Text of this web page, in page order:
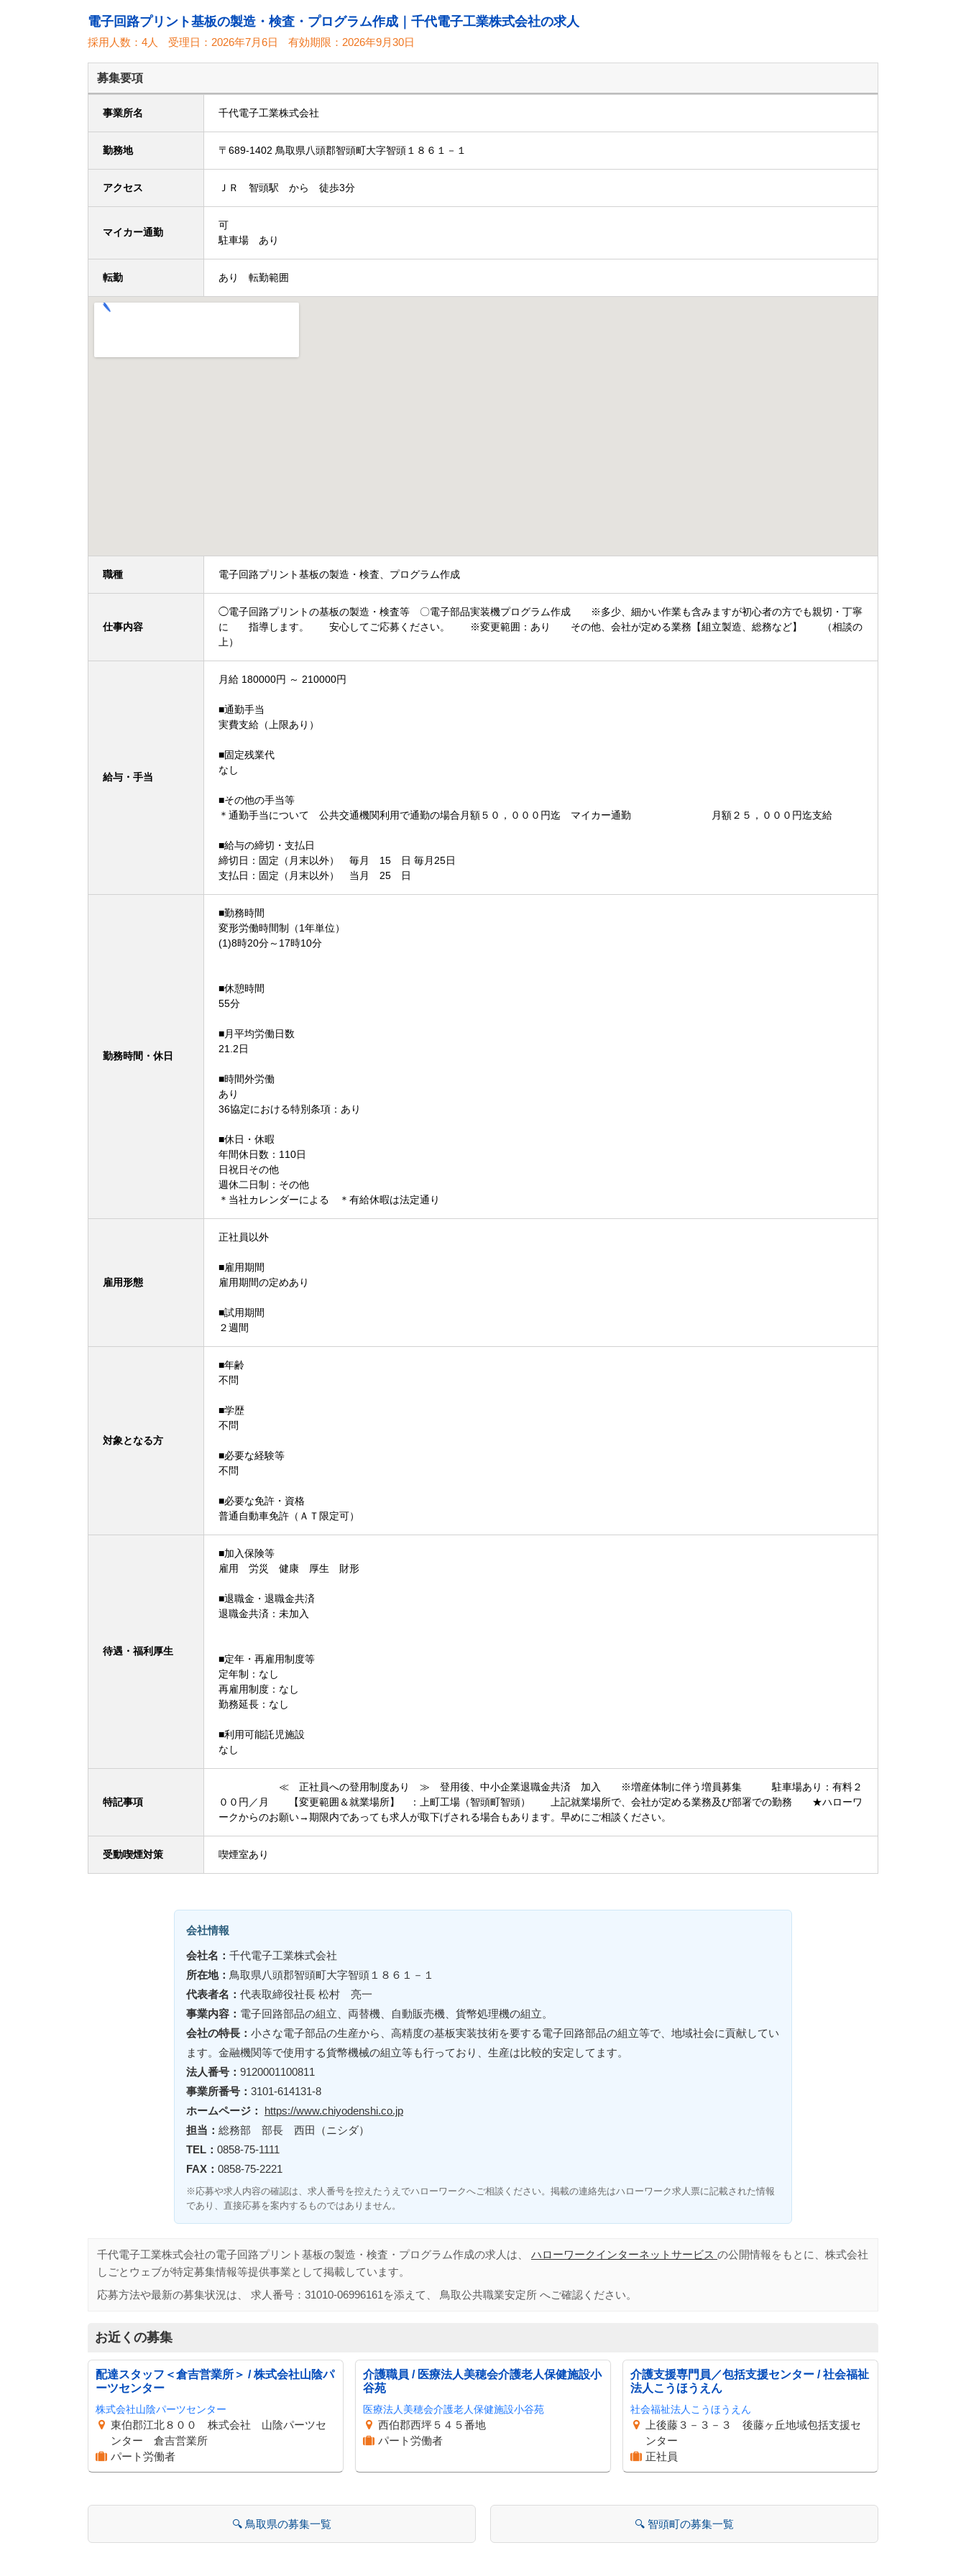
電子回路プリント基板の製造・検査・プログラム作成｜千代電子工業株式会社の求人
採用人数：4人 受理日： 2026年7月6日 有効期限： 2026年9月30日
募集要項
事業所名 千代電子工業株式会社
勤務地 〒689-1402 鳥取県八頭郡智頭町大字智頭１８６１－１
アクセス ＪＲ 智頭駅 から 徒歩3分
マイカー通勤
可
駐車場 あり
転勤 あり 転勤範囲
職種 電子回路プリント基板の製造・検査、プログラム作成
仕事内容
◯電子回路プリントの基板の製造・検査等 〇電子部品実装機プログラム作成 ※多少、細かい作業も含みますが初心者の方でも親切・丁寧
に 指導します。 安心してご応募ください。 ※変更範囲：あり その他、会社が定める業務【組立製造、総務など】 （相談の
上）
給与・手当
月給 180000円 ～ 210000円
■通勤手当
実費支給（上限あり）
■固定残業代
なし
■その他の手当等
＊通勤手当について 公共交通機関利用で通勤の場合月額５０，０００円迄 マイカー通勤 月額２５，０００円迄支給
■給与の締切・支払日
締切日：固定（月末以外） 毎月 15 日 毎月25日
支払日：固定（月末以外） 当月 25 日
勤務時間・休日
■勤務時間
変形労働時間制（1年単位）
(1)8時20分～17時10分
■休憩時間
55分
■月平均労働日数
21.2日
■時間外労働
あり
36協定における特別条項：あり
■休日・休暇
年間休日数：110日
日祝日その他
週休二日制：その他
＊当社カレンダーによる ＊有給休暇は法定通り
雇用形態
正社員以外
■雇用期間
雇用期間の定めあり
■試用期間
２週間
対象となる方
■年齢
不問
■学歴
不問
■必要な経験等
不問
■必要な免許・資格
普通自動車免許（ＡＴ限定可）
待遇・福利厚生
■加入保険等
雇用 労災 健康 厚生 財形
■退職金・退職金共済
退職金共済：未加入
■定年・再雇用制度等
定年制：なし
再雇用制度：なし
勤務延長：なし
■利用可能託児施設
なし
特記事項
≪ 正社員への登用制度あり ≫ 登用後、中小企業退職金共済 加入 ※増産体制に伴う増員募集 駐車場あり：有料２
００円／月 【変更範囲＆就業場所】 ：上町工場（智頭町智頭） 上記就業場所で、会社が定める業務及び部署での勤務 ★ハローワ
ークからのお願い→期限内であっても求人が取下げされる場合もあります。早めにご相談ください。
受動喫煙対策 喫煙室あり
会社情報
会社名： 千代電子工業株式会社
所在地： 鳥取県八頭郡智頭町大字智頭１８６１－１
代表者名： 代表取締役社長 松村 亮一
事業内容： 電子回路部品の組立、両替機、自動販売機、貨幣処理機の組立。
会社の特長： 小さな電子部品の生産から、高精度の基板実装技術を要する電子回路部品の組立等で、地域社会に貢献してい
ます。金融機関等で使用する貨幣機械の組立等も行っており、生産は比較的安定してます。
法人番号： 9120001100811
事業所番号： 3101-614131-8
ホームページ：
https://www.chiyodenshi.co.jp
担当： 総務部 部長 西田（ニシダ）
TEL： 0858-75-1111
FAX： 0858-75-2221
※応募や求人内容の確認は、求人番号を控えたうえでハローワークへご相談ください。掲載の連絡先はハローワーク求人票に記載された情報
であり、直接応募を案内するものではありません。
千代電子工業株式会社の電子回路プリント基板の製造・検査・プログラム作成の求人は、 ハローワークインターネットサービス の公開情報をもとに、株式会社
しごとウェブが特定募集情報等提供事業として掲載しています。
応募方法や最新の募集状況は、 求人番号： 31010-06996161 を添えて、 鳥取公共職業安定所 へご確認ください。
お近くの募集
配達スタッフ＜倉吉営業所＞ / 株式会社山陰パ
ーツセンター
株式会社山陰パーツセンター
東伯郡江北８００ 株式会社 山陰パーツセ
ンター 倉吉営業所
パート労働者
介護職員 / 医療法人美穂会介護老人保健施設小
谷苑
医療法人美穂会介護老人保健施設小谷苑
西伯郡西坪５４５番地
パート労働者
介護支援専門員／包括支援センター / 社会福祉
法人こうほうえん
社会福祉法人こうほうえん
上後藤３－３－３ 後藤ヶ丘地域包括支援セ
ンター
正社員
🔍 鳥取県の募集一覧 🔍 智頭町の募集一覧